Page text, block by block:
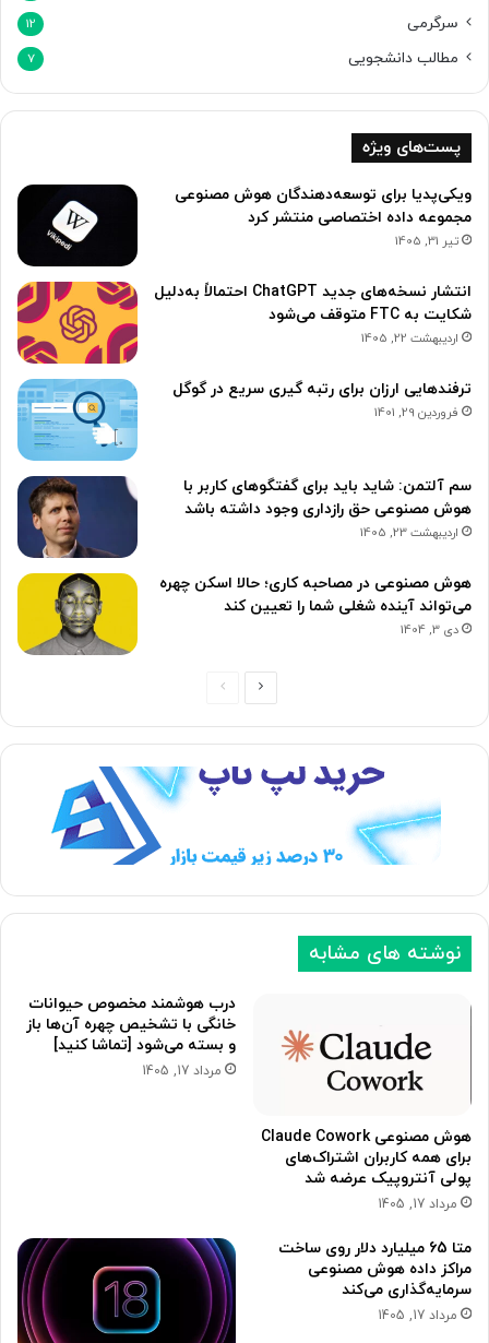
سرگرمی 12
مطالب دانشجویی 7
پست‌های ویژه
ویکی‌پدیا برای توسعه‌دهندگان هوش مصنوعی
مجموعه‌ داده اختصاصی منتشر کرد
تیر 31, 1405
انتشار نسخه‌های جدید ChatGPT احتمالاً به‌دلیل
شکایت به FTC متوقف می‌شود
اردیبهشت 22, 1405
ترفندهایی ارزان برای رتبه گیری سریع در گوگل
فروردین 29, 1401
سم آلتمن: شاید باید برای گفتگوهای کاربر با
هوش مصنوعی حق رازداری وجود داشته باشد
اردیبهشت 23, 1405
هوش مصنوعی در مصاحبه کاری؛ حالا اسکن چهره
می‌تواند آینده شغلی شما را تعیین کند
دی 3, 1404
ح
ه
ی
ح
ه
د
ی
نوشته های مشابه
هوش مصنوعی Claude Cowork
برای همه کاربران اشتراک‌های
پولی آنتروپیک عرضه شد
مرداد 17, 1405
درب هوشمند مخصوص حیوانات
خانگی با تشخیص چهره آن‌ها باز
و بسته می‌شود [تماشا کنید]
مرداد 17, 1405
متا 65 میلیارد دلار روی ساخت
مراکز داده هوش مصنوعی
سرمایه‌گذاری می‌کند
مرداد 17, 1405